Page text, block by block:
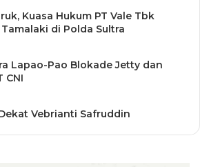
Kuasa Hukum PT Vale Tbk
di Polda Sultra
Lapao-Pao Blokade Jetty dan
CNI
Vebrianti Safruddin